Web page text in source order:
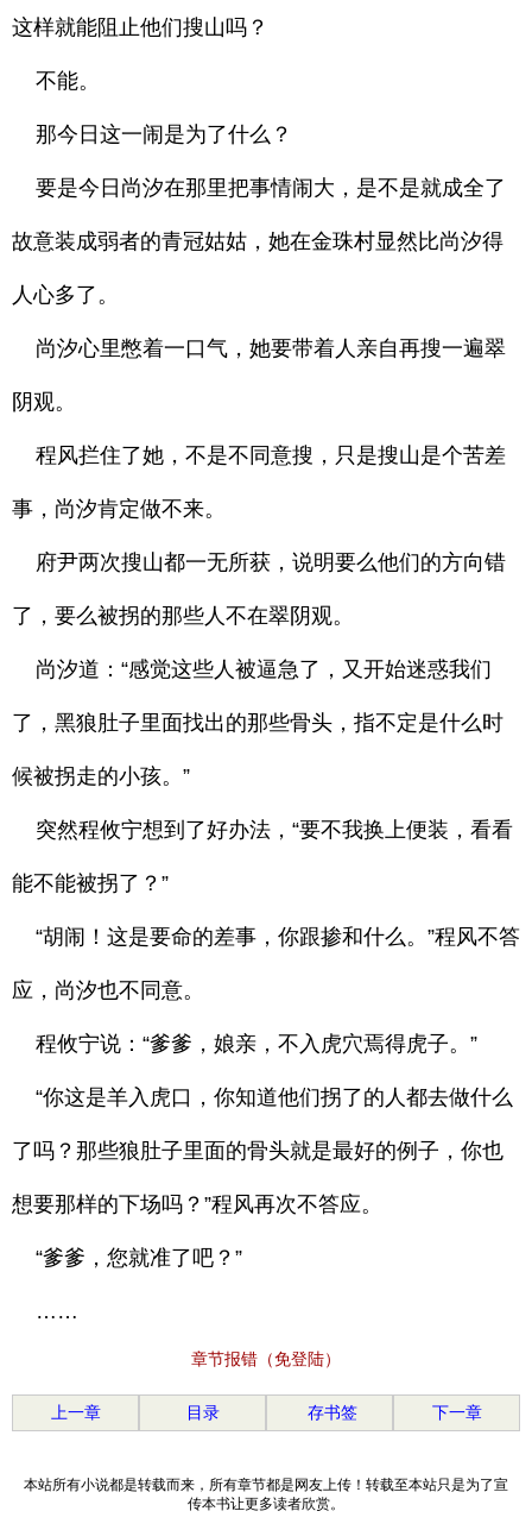
这样就能阻止他们搜山吗？
不能。
那今日这一闹是为了什么？
要是今日尚汐在那里把事情闹大，是不是就成全了
故意装成弱者的青冠姑姑，她在金珠村显然比尚汐得
人心多了。
尚汐心里憋着一口气，她要带着人亲自再搜一遍翠
阴观。
程风拦住了她，不是不同意搜，只是搜山是个苦差
事，尚汐肯定做不来。
府尹两次搜山都一无所获，说明要么他们的方向错
了，要么被拐的那些人不在翠阴观。
尚汐道：“感觉这些人被逼急了，又开始迷惑我们
了，黑狼肚子里面找出的那些骨头，指不定是什么时
候被拐走的小孩。”
突然程攸宁想到了好办法，“要不我换上便装，看看
能不能被拐了？”
“胡闹！这是要命的差事，你跟掺和什么。”程风不答
应，尚汐也不同意。
程攸宁说：“爹爹，娘亲，不入虎穴焉得虎子。”
“你这是羊入虎口，你知道他们拐了的人都去做什么
了吗？那些狼肚子里面的骨头就是最好的例子，你也
想要那样的下场吗？”程风再次不答应。
“爹爹，您就准了吧？”
……
章节报错（免登陆）
上一章 目录 存书签 下一章
本站所有小说都是转载而来，所有章节都是网友上传！转载至本站只是为了宣
传本书让更多读者欣赏。